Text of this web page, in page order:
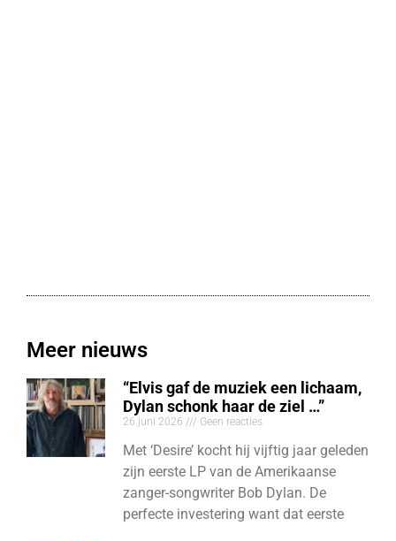
Meer nieuws
“Elvis gaf de muziek een lichaam,
Dylan schonk haar de ziel …”
26 juni 2026 Geen reacties
Met ‘Desire’ kocht hij vijftig jaar geleden
zijn eerste LP van de Amerikaanse
zanger-songwriter Bob Dylan. De
perfecte investering want dat eerste